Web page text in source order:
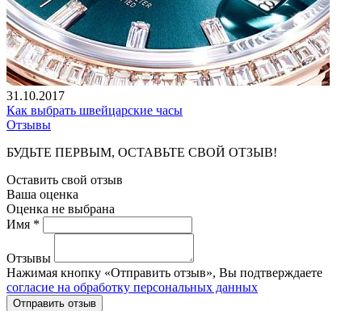
31.10.2017
Как выбрать швейцарские часы
Отзывы
БУДЬТЕ ПЕРВЫМ, ОСТАВЬТЕ СВОЙ ОТЗЫВ!
Оставить свой отзыв
Ваша оценка
Оценка не выбрана
Имя *
Отзывы
Нажимая кнопку «Отправить отзыв», Вы подтверждаете
согласие на обработку персональных данных
Отправить отзыв